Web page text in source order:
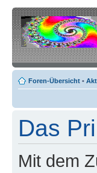
Foren-Übersicht •
Das
Mit dem